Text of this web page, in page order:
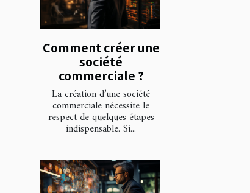
Comment créer une
société
commerciale ?
La création d’une société
commerciale nécessite le
respect de quelques étapes
indispensable. Si...